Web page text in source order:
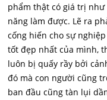
phẩm thật có giá trị
năng làm được. Lẽ ra
cống hiến cho sự
tốt đẹp nhất của mình,
luôn bị quấy rầy bởi
đó mà con người cũng
ban đầu cũng tàn lụi